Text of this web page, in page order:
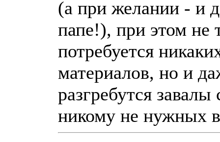
(а при желании - и
папе!), при этом не
потребуется
материалов, но и
разгребутся
никому не нужных